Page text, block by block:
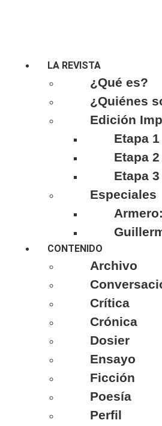
LA REVISTA
¿Qué es?
¿Quiénes
Edición
Etapa 1
Etapa 2
Etapa 3
Especiales
CONTENIDO
Archivo
Crítica
Crónica
Dosier
Ensayo
Ficción
Poesía
Perfil